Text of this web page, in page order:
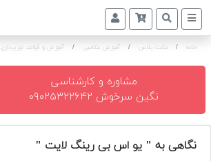
دوربین
و
تجهیزات
و
اکسسوری
خانه / مکث پلاس / آموزش عکاسی / آموزش و قواعد نورپردازی
مشاوره و کارشناسی
نگین سرخوش ۰۹۰۲۵۳۲۲۶۴۲
نگاهی به " یو اس بی رینگ لایت "